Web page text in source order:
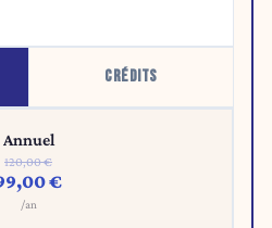
CRÉDITS
Annuel
120,00 €
€
/an